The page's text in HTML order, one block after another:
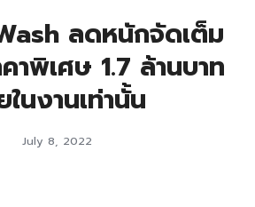
ลดหนักจัดเต็ม
าพิเศษ 1.7 ล้านบาท
ในงานเท่านั้น
July 8, 2022